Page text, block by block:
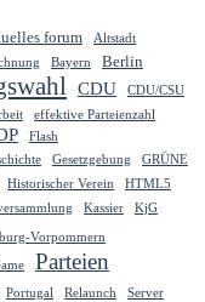
forum
Altstadt
Bayern Berlin
CDU
CDU/CSU
effektive Parteienzahl
Flash
Gesetzgebung
GRÜNE
Historischer Verein
HTML5
Kassier KjG
Vorpommern
Parteien
Portugal Relaunch Server